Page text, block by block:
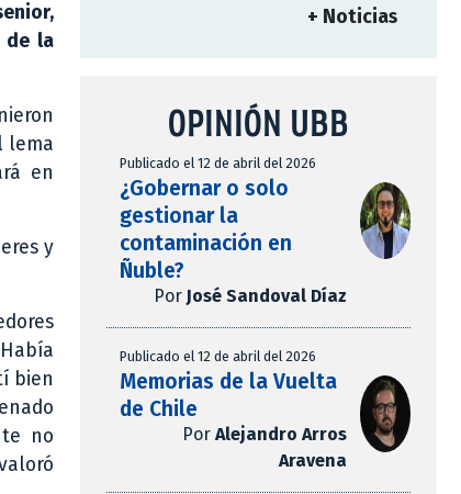
de la
lema
en
y
bien
no
+ Noticias
OPINIÓN UBB
Publicado el 12 de abril del 2026
¿Gobernar o solo
gestionar la
contaminación en
Ñuble?
Por José Sandoval Díaz
Publicado el 12 de abril del 2026
Memorias de la Vuelta
de Chile
Por Alejandro Arros
Aravena